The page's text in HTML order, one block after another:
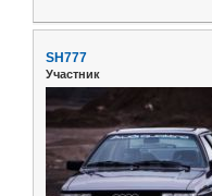
SH777
Участник